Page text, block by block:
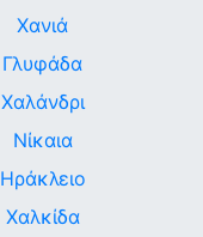
Χανιά
Γλυφάδα
Χαλάνδρι
Νίκαια
Ηράκλειο
Χαλκίδα